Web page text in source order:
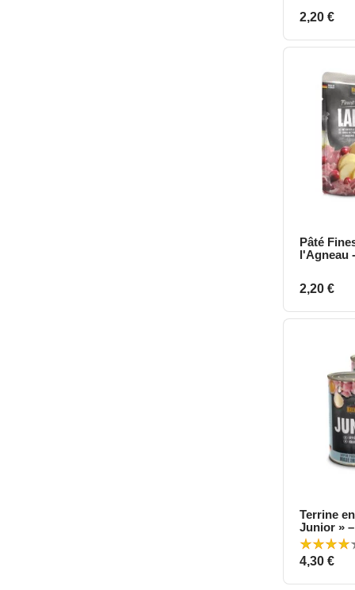
Prix
2,20 €
Pâté
l'Agneau
Prix
2,20 €
Terrine
Junior »
Premium
Prix
4,30 €